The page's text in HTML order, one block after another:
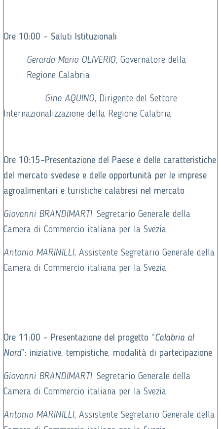
Ore 10:00 – Saluti Istituzionali
Gerardo Mario OLIVERIO, Governatore della
Regione Calabria
Gina AQUINO, Dirigente del Settore
Internazionalizzazione della Regione Calabria
Ore 10:15–Presentazione del Paese e delle caratteristiche
del mercato svedese e delle opportunità per le imprese
agroalimentari e turistiche calabresi nel mercato
Giovanni BRANDIMARTI, Segretario Generale della
Camera di Commercio italiana per la Svezia
Antonio MARINILLI, Assistente Segretario Generale della
Camera di Commercio italiana per la Svezia
Ore 11:00 – Presentazione del progetto “Calabria al
Nord”: iniziative, tempistiche, modalità di partecipazione
Giovanni BRANDIMARTI, Segretario Generale della
Camera di Commercio italiana per la Svezia
Antonio MARINILLI, Assistente Segretario Generale della